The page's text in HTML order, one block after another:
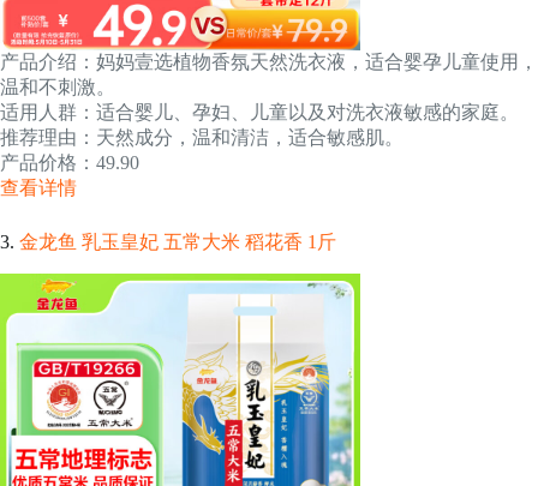
产品介绍：妈妈壹选植物香氛天然洗衣液，适合婴孕儿童使用，
温和不刺激。
适用人群：适合婴儿、孕妇、儿童以及对洗衣液敏感的家庭。
推荐理由：天然成分，温和清洁，适合敏感肌。
产品价格：49.90
查看详情
3. 金龙鱼 乳玉皇妃 五常大米 稻花香 1斤